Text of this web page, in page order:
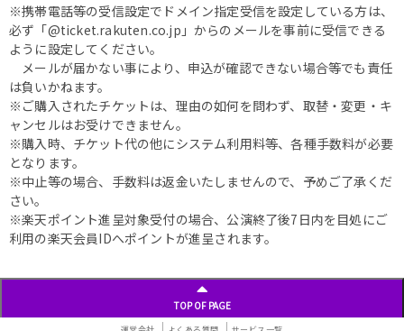
※携帯電話等の受信設定でドメイン指定受信を設定している方は、
必ず「@ticket.rakuten.co.jp」からのメールを事前に受信できる
ように設定してください。
メールが届かない事により、申込が確認できない場合等でも責任
は負いかねます。
※ご購入されたチケットは、理由の如何を問わず、取替・変更・キ
ャンセルはお受けできません。
※購入時、チケット代の他にシステム利用料等、各種手数料が必要
となります。
※中止等の場合、手数料は返金いたしませんので、予めご了承くだ
さい。
※楽天ポイント進呈対象受付の場合、公演終了後7日内を目処にご
利用の楽天会員IDへポイントが進呈されます。
TOP OF PAGE